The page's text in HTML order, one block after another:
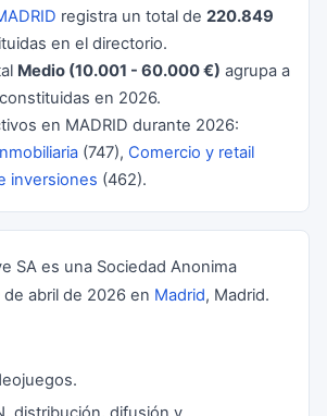
registra un total de 220.849
en el directorio.
Medio (10.001 - 60.000 €) agrupa a
en 2026.
en MADRID durante 2026:
(747), Comercio y retail
inversiones (462).
SA es una Sociedad Anonima
abril de 2026 en Madrid, Madrid.